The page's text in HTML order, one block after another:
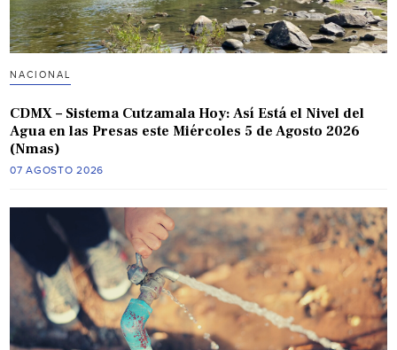
NACIONAL
CDMX – Sistema Cutzamala Hoy: Así Está el Nivel del
Agua en las Presas este Miércoles 5 de Agosto 2026
(Nmas)
07 AGOSTO 2026